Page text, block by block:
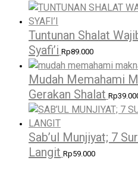
Tuntunan Shalat
Syafi’i Rp89.000
Mudah Memahami
Gerakan Shalat Rp
Sab’ul Munjiyat; 7
Langit Rp59.000